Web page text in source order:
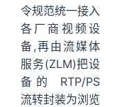
令规范统一接入
各厂商视频设
备,再由流媒体
服务(ZLM)把设
备的 RTP/PS
流转封装为浏览